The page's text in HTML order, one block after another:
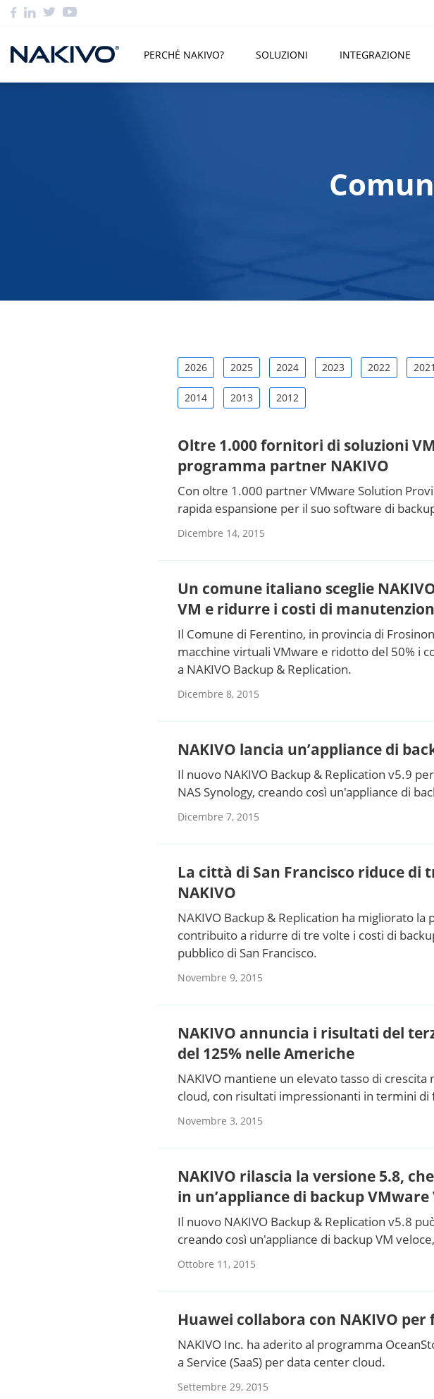
PERCHÉ NAKIVO? SOLUZIONI INTEGRAZIONE
2026 2025 2024 2023 2022 2021
2014 2013 2012
Oltre 1.000 fornitori di soluzioni
programma partner NAKIVO
Con oltre 1.000 partner VMware Solution
rapida espansione per il suo software di
Dicembre 14, 2015
Un comune italiano sceglie
VM e ridurre i costi di
Il Comune di Ferentino, in provincia di
macchine virtuali VMware e ridotto del 50% i
a NAKIVO Backup & Replication.
Dicembre 8, 2015
NAKIVO lancia un’appliance di
Il nuovo NAKIVO Backup & Replication v5.9
NAS Synology, creando così un'appliance di
Dicembre 7, 2015
La città di San Francisco riduce di
NAKIVO
NAKIVO Backup & Replication ha migliorato
contribuito a ridurre di tre volte i costi di
pubblico di San Francisco.
Novembre 9, 2015
NAKIVO annuncia i risultati del
del 125% nelle Americhe
NAKIVO mantiene un elevato tasso di
cloud, con risultati impressionanti in termini
Novembre 3, 2015
NAKIVO rilascia la versione 5.8,
in un’appliance di backup VMware
Il nuovo NAKIVO Backup & Replication v5.8
creando così un'appliance di backup VM
Ottobre 11, 2015
Huawei collabora con NAKIVO
NAKIVO Inc. ha aderito al programma
a Service (SaaS) per data center cloud.
Settembre 29, 2015